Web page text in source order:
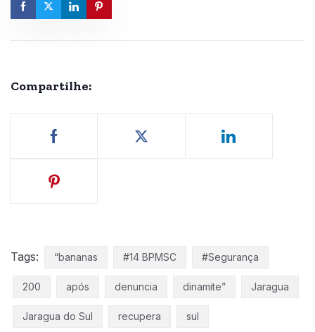
Compartilhe:
Tags: “bananas #14 BPMSC #Segurança
200 após denuncia dinamite” Jaragua
Jaragua do Sul recupera sul